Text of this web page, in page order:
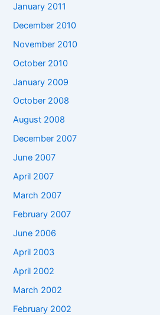
January 2011
December 2010
November 2010
October 2010
January 2009
October 2008
August 2008
December 2007
June 2007
April 2007
March 2007
February 2007
June 2006
April 2003
April 2002
March 2002
February 2002